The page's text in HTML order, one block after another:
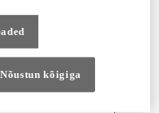
Nõustun kõigiga